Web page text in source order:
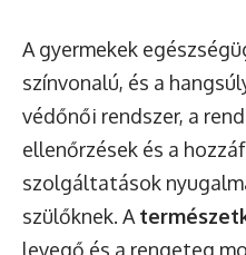
A gyermekek
színvonalú, és a
védőnői rendszer, a
ellenőrzések és a
szolgáltatások
szülőknek. A
levegő és a rengeteg